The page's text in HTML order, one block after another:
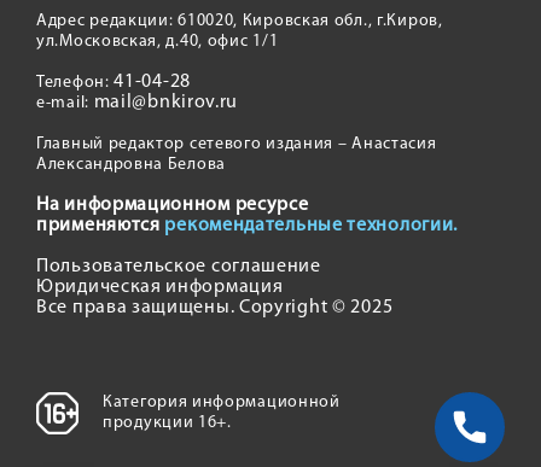
Адрес редакции: 610020, Кировская обл., г.Киров,
ул.Московская, д.40, офис 1/1
Телефон:41-04-28
e-mail: mail@bnkirov.ru
Главный редактор сетевого издания – Анастасия
Александровна Белова
На информационном ресурсе
применяются рекомендательные технологии.
Пользовательское соглашение
Юридическая информация
Все права защищены. Copyright © 2025
Категория информационной
продукции 16+.